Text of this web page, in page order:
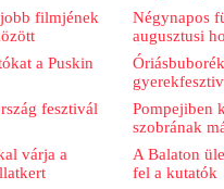
filmjének
a Puskin
fesztivál
várja a
Négynapos
augusztusi
Pompejiben
szobrának
A Balaton
fel a kutatók